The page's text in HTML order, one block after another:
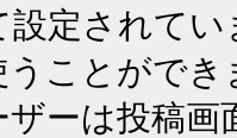
設定されて
うことがで
ザーは投稿